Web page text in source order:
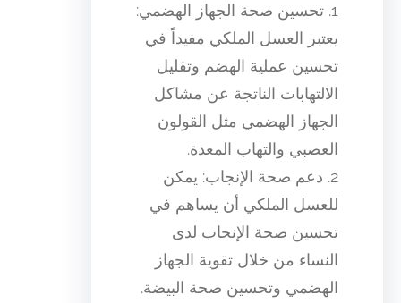
1. تحسين صحة الجهاز الهضمي:
يعتبر العسل الملكي مفيداً في
تحسين عملية الهضم وتقليل
الالتهابات الناتجة عن مشاكل
الجهاز الهضمي مثل القولون
العصبي والتهاب المعدة.
2. دعم صحة الإنجاب: يمكن
للعسل الملكي أن يساهم في
تحسين صحة الإنجاب لدى
النساء من خلال تقوية الجهاز
الهضمي وتحسين صحة البيضة.